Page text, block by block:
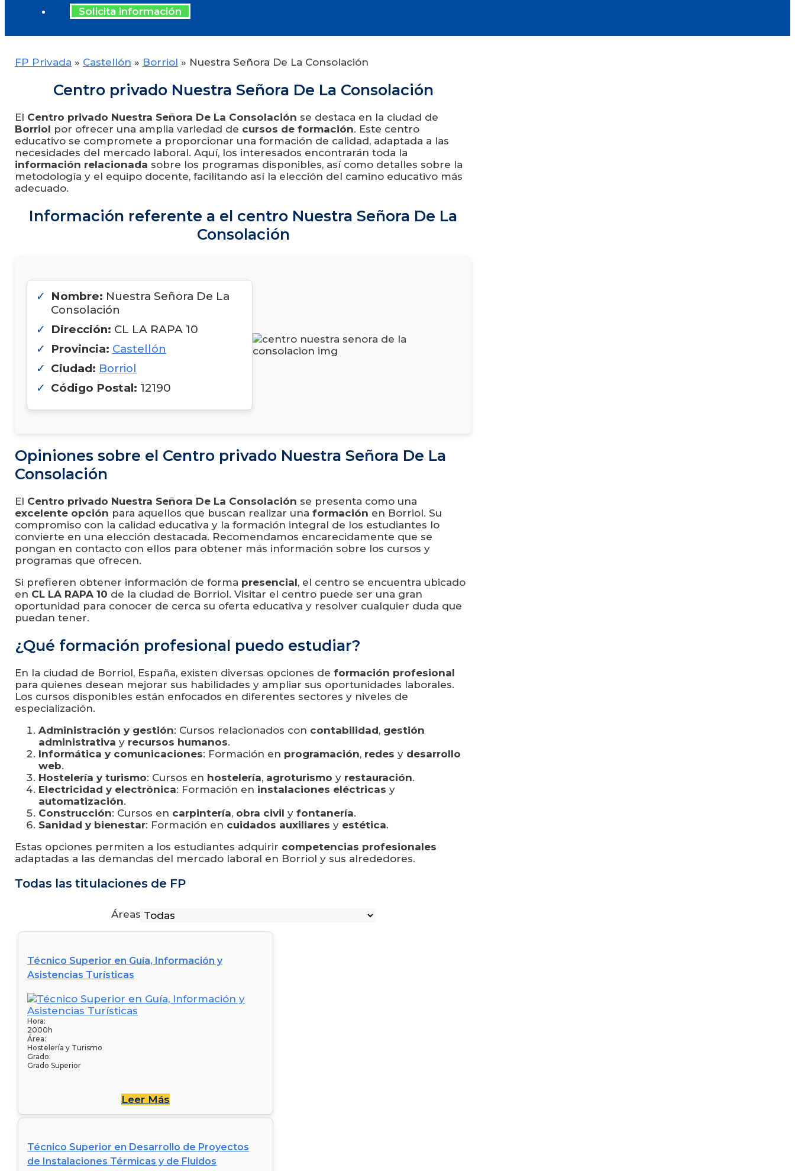
Solicita información
FP Privada » Castellón » Borriol » Nuestra Señora De La Consolación
Centro privado Nuestra Señora De La Consolación
El Centro privado Nuestra Señora De La Consolación se destaca en la ciudad de
Borriol por ofrecer una amplia variedad de cursos de formación. Este centro
educativo se compromete a proporcionar una formación de calidad, adaptada a las
necesidades del mercado laboral. Aquí, los interesados encontrarán toda la
información relacionada sobre los programas disponibles, así como detalles sobre la
metodología y el equipo docente, facilitando así la elección del camino educativo más
adecuado.
Información referente a el centro Nuestra Señora De La
Consolación
Nombre: Nuestra Señora De La
Consolación
Dirección: CL LA RAPA 10
Provincia: Castellón
Ciudad: Borriol
Código Postal: 12190
Opiniones sobre el Centro privado Nuestra Señora De La
Consolación
El Centro privado Nuestra Señora De La Consolación se presenta como una
excelente opción para aquellos que buscan realizar una formación en Borriol. Su
compromiso con la calidad educativa y la formación integral de los estudiantes lo
convierte en una elección destacada. Recomendamos encarecidamente que se
pongan en contacto con ellos para obtener más información sobre los cursos y
programas que ofrecen.
Si prefieren obtener información de forma presencial, el centro se encuentra ubicado
en CL LA RAPA 10 de la ciudad de Borriol. Visitar el centro puede ser una gran
oportunidad para conocer de cerca su oferta educativa y resolver cualquier duda que
puedan tener.
¿Qué formación profesional puedo estudiar?
En la ciudad de Borriol, España, existen diversas opciones de formación profesional
para quienes desean mejorar sus habilidades y ampliar sus oportunidades laborales.
Los cursos disponibles están enfocados en diferentes sectores y niveles de
especialización.
Administración y gestión: Cursos relacionados con contabilidad, gestión
administrativa y recursos humanos.
Informática y comunicaciones: Formación en programación, redes y desarrollo
web.
Hostelería y turismo: Cursos en hostelería, agroturismo y restauración.
Electricidad y electrónica: Formación en instalaciones eléctricas y
automatización.
Construcción: Cursos en carpintería, obra civil y fontanería.
Sanidad y bienestar: Formación en cuidados auxiliares y estética.
Estas opciones permiten a los estudiantes adquirir competencias profesionales
adaptadas a las demandas del mercado laboral en Borriol y sus alrededores.
Todas las titulaciones de FP
Áreas
Técnico Superior en Guía, Información y
Asistencias Turísticas
Hora:
2000h
Área:
Hostelería y Turismo
Grado:
Grado Superior
Leer Más
Técnico Superior en Desarrollo de Proyectos
de Instalaciones Térmicas y de Fluidos